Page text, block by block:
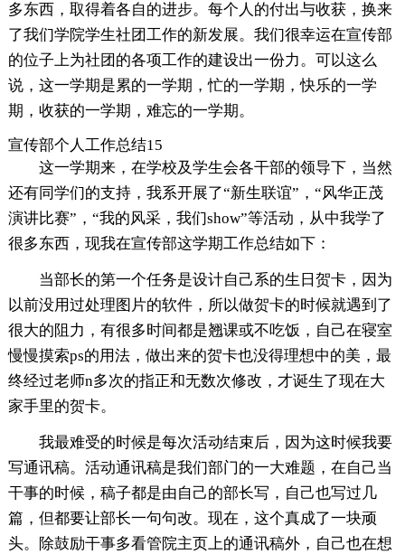
多东西，取得着各自的进步。每个人的付出与收获，换来
了我们学院学生社团工作的新发展。我们很幸运在宣传部
的位子上为社团的各项工作的建设出一份力。可以这么
说，这一学期是累的一学期，忙的一学期，快乐的一学
期，收获的一学期，难忘的一学期。
宣传部个人工作总结15
这一学期来，在学校及学生会各干部的领导下，当然
还有同学们的支持，我系开展了“新生联谊”，“风华正茂
演讲比赛”，“我的风采，我们show”等活动，从中我学了
很多东西，现我在宣传部这学期工作总结如下：
当部长的第一个任务是设计自己系的生日贺卡，因为
以前没用过处理图片的软件，所以做贺卡的时候就遇到了
很大的阻力，有很多时间都是翘课或不吃饭，自己在寝室
慢慢摸索ps的用法，做出来的贺卡也没得理想中的美，最
终经过老师n多次的指正和无数次修改，才诞生了现在大
家手里的贺卡。
我最难受的时候是每次活动结束后，因为这时候我要
写通讯稿。活动通讯稿是我们部门的一大难题，在自己当
干事的时候，稿子都是由自己的部长写，自己也写过几
篇，但都要让部长一句句改。现在，这个真成了一块顽
头。除鼓励干事多看管院主页上的通讯稿外，自己也在想